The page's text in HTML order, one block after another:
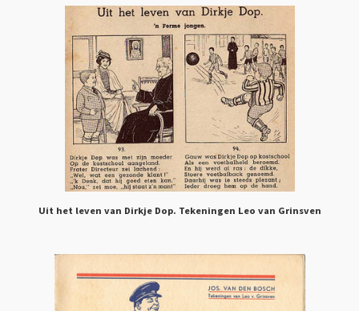
Uit het leven van Dirkje Dop. Tekeningen Leo van Grinsven